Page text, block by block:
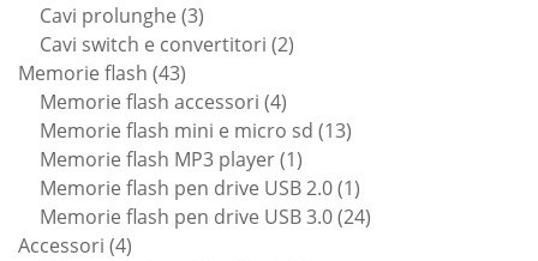
prodotto
Cavi prolunghe 33
prodotti
Cavi switch e convertitori 22
Memorie flash 4343
prodotti
Memorie flash accessori 44
prodotti
Memorie flash mini e micro sd 1313
Memorie flash MP3 player 11
prodotto
Memorie flash pen drive USB 2.0 11
prodotto
Memorie flash pen drive USB 3.0 2424
Accessori 44